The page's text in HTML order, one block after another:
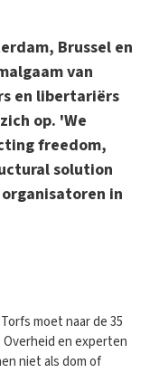
Brussel en
van
en libertariërs
op. 'We
freedom,
solution
in
moet naar de 35
en experten
niet als dom of